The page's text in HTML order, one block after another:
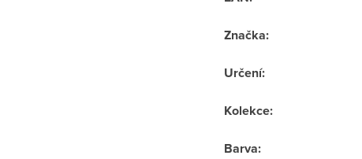
Značka:
Určení:
Kolekce:
Barva: